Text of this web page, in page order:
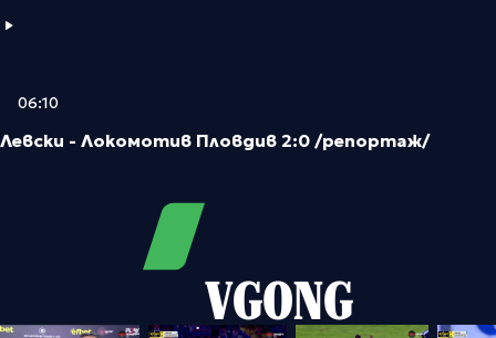
06:10
Левски - Локомотив Пловдив 2:0 /репортаж/
VGONG